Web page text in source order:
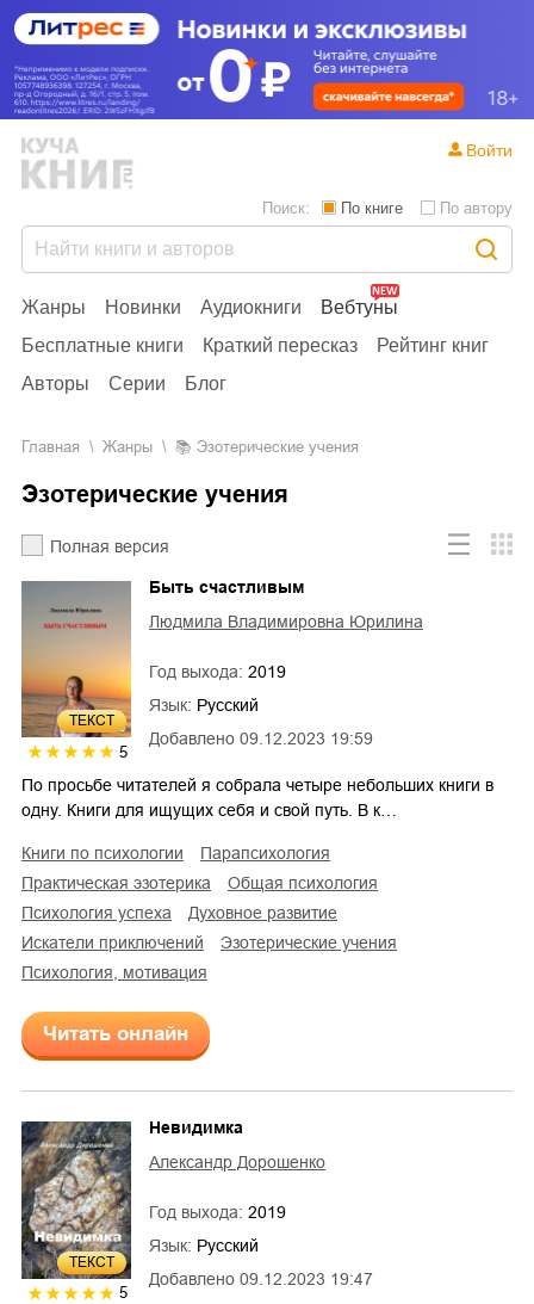
Жанры Новинки Аудиокниги
Вебтуны
Бесплатные книги
Краткий пересказ
Рейтинг книг
Авторы
Серии Блог
Поиск: По книге По автору
Войти
Главная Жанры Эзотерические учения
Эзотерические учения
Полная версия
ТЕКСТ
5
Добавлено 09.12.2023 19:59
Быть счастливым
Людмила Владимировна Юрилина
Год выхода: 2019
Язык: Русский
По просьбе читателей я собрала четыре небольших книги в
одну. Книги для ищущих себя и свой путь. В к…
книги по психологии
парапсихология
практическая эзотерика
общая психология
психология успеха
духовное развитие
искатели приключений
эзотерические учения
психология, мотивация
Читать онлайн
ТЕКСТ
5
Добавлено 09.12.2023 19:47
Невидимка
Александр Дорошенко
Год выхода: 2019
Язык: Русский